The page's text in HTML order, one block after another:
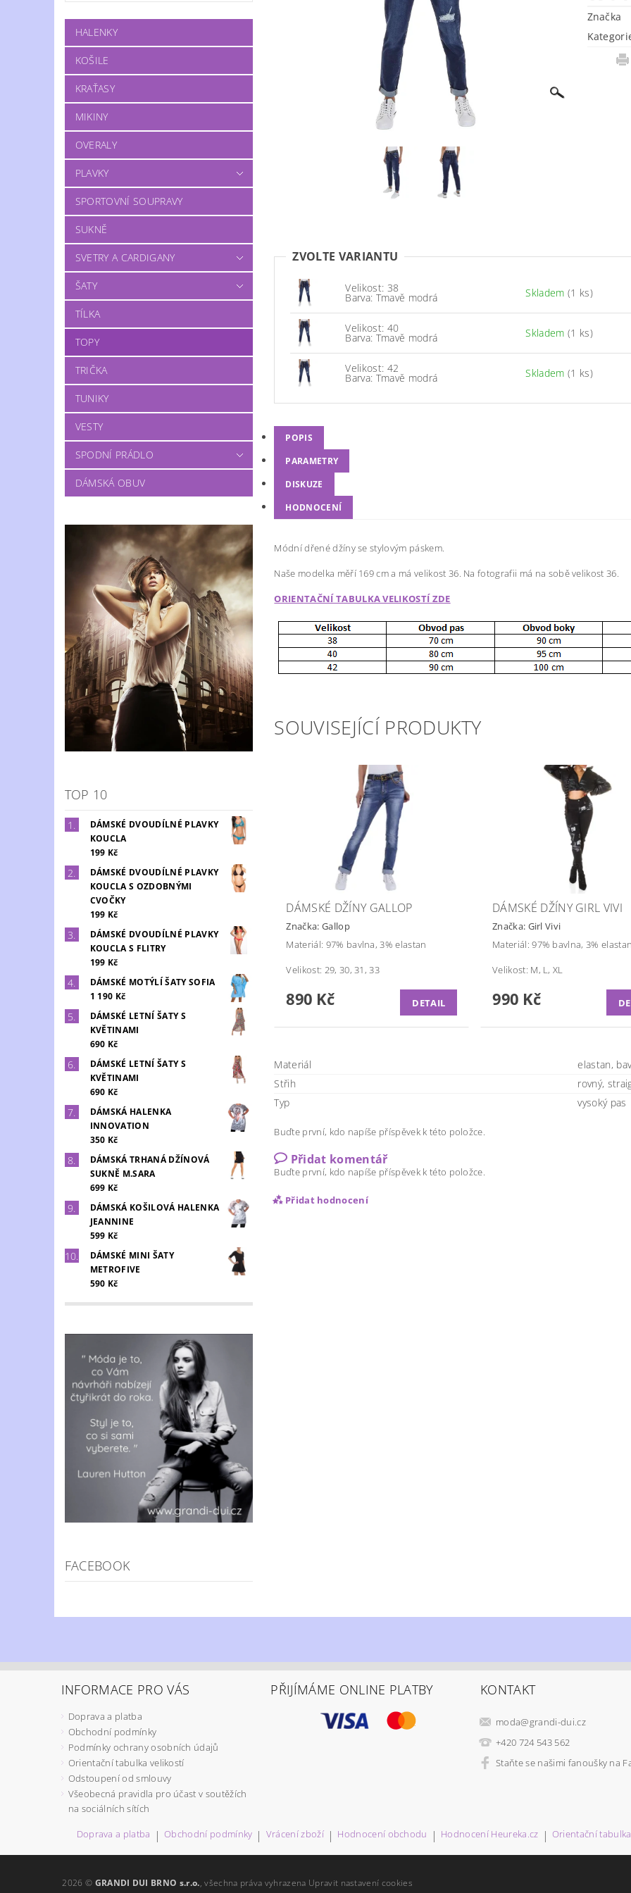
HALENKY
KOŠILE
KRAŤASY
MIKINY
OVERALY
PLAVKY
SPORTOVNÍ SOUPRAVY
SUKNĚ
SVETRY A CARDIGANY
ŠATY
TÍLKA
TOPY
TRIČKA
TUNIKY
VESTY
SPODNÍ PRÁDLO
DÁMSKÁ OBUV
TOP 10
DÁMSKÉ DVOUDÍLNÉ PLAVKY
KOUCLA
199 Kč
DÁMSKÉ DVOUDÍLNÉ PLAVKY
KOUCLA S OZDOBNÝMI
CVOČKY
199 Kč
DÁMSKÉ DVOUDÍLNÉ PLAVKY
KOUCLA S FLITRY
199 Kč
DÁMSKÉ MOTÝLÍ ŠATY SOFIA
1 190 Kč
DÁMSKÉ LETNÍ ŠATY S
KVĚTINAMI
690 Kč
DÁMSKÉ LETNÍ ŠATY S
KVĚTINAMI
690 Kč
DÁMSKÁ HALENKA
INNOVATION
350 Kč
DÁMSKÁ TRHANÁ DŽÍNOVÁ
SUKNĚ M.SARA
699 Kč
DÁMSKÁ KOŠILOVÁ HALENKA
JEANNINE
599 Kč
DÁMSKÉ MINI ŠATY
METROFIVE
590 Kč
FACEBOOK
Značka
ZVOLTE VARIANTU
Velikost: 38
Barva: Tmavě modrá Skladem (1 ks)
Velikost: 40
Barva: Tmavě modrá Skladem (1 ks)
Velikost: 42
Barva: Tmavě modrá Skladem (1 ks)
POPIS
PARAMETRY
DISKUZE
HODNOCENÍ
Módní dřené džíny se stylovým páskem.
Naše modelka měří 169 cm a má velikost 36. Na fotografii má na sobě velikost 36.
ORIENTAČNÍ TABULKA VELIKOSTÍ ZDE
SOUVISEJÍCÍ PRODUKTY
DÁMSKÉ DŽÍNY GALLOP
Značka: Gallop
Materiál: 97% bavlna, 3% elastan
Velikost: 29, 30, 31, 33
890 Kč DETAIL
DÁMSKÉ DŽÍNY GIRL VIVI
Značka: Girl Vivi
Materiál: 97% bavlna, 3%
Velikost: M, L, XL
990 Kč
Materiál
elastan,
Střih
rovný,
Typ
vysoký pas
Buďte první, kdo napíše příspěvek k této položce.
Přidat komentář
Buďte první, kdo napíše příspěvek k této položce.
Přidat hodnocení
INFORMACE PRO VÁS
Doprava a platba
Obchodní podmínky
Podmínky ochrany osobních údajů
Orientační tabulka velikostí
Odstoupení od smlouvy
Všeobecná pravidla pro účast v soutěžích
na sociálních sítích
PŘIJÍMÁME ONLINE PLATBY KONTAKT
moda@grandi-dui.cz
+420 724 543 562
Staňte se našimi fanoušky na
Doprava a platba | Obchodní podmínky | Vrácení zboží | Hodnocení obchodu | Hodnocení Heureka.cz | Orientační
2026 © GRANDI DUI BRNO s.r.o., všechna práva vyhrazena Upravit nastavení cookies